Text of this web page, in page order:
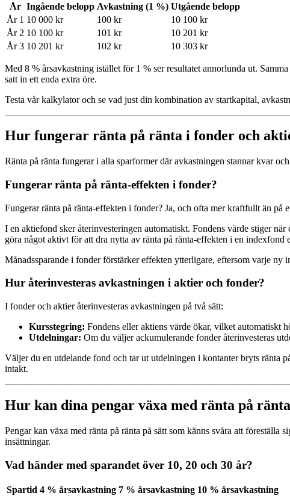
År Ingående belopp Avkastning (1 %) Utgående belopp
År 1 10 000 kr 100 kr
10 100 kr
År 2 10 100 kr 101 kr
10 201 kr
År 3 10 201 kr 102 kr 10 303 kr
Med 8 % årsavkastning istället för 1 % ser resultatet annorlunda ut.
satt in ett enda extra öre.
Testa vår kalkylator och se vad just din kombination av startkapital,
Hur fungerar ränta på ränta i fonder och
Ränta på ränta fungerar i alla sparformer där avkastningen stannar kvar
Fungerar ränta på ränta-effekten i fonder?
Fungerar ränta på ränta-effekten i fonder? Ja, och ofta mer kraftfullt än
I en aktiefond sker återinvesteringen automatiskt. Fondens värde stiger
göra något aktivt för att dra nytta av ränta på ränta-effekten i en
Månadssparande i fonder förstärker effekten ytterligare, eftersom varje
Hur återinvesteras avkastningen i aktier och fonder?
I fonder och aktier återinvesteras avkastningen på två sätt:
Kursstegring: Fondens eller aktiens värde ökar, vilket automatiskt
Utdelningar: Om du väljer ackumulerande fonder återinvesteras
Väljer du en utdelande fond och tar ut utdelningen i kontanter bryts ränta
intakt.
Hur kan dina pengar växa med ränta på
Pengar kan växa med ränta på ränta på sätt som känns svåra att
insättningar.
Vad händer med sparandet över 10, 20 och 30 år?
Spartid 4 % årsavkastning 7 % årsavkastning 10 % årsavkastning